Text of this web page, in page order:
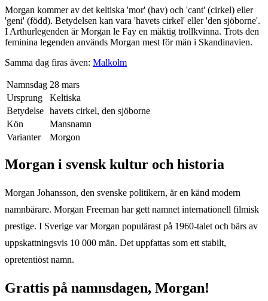
Morgan kommer av det keltiska 'mor' (hav) och 'cant' (cirkel) eller
'geni' (född). Betydelsen kan vara 'havets cirkel' eller 'den sjöborne'.
I Arthurlegenden är Morgan le Fay en mäktig trollkvinna. Trots den
feminina legenden används Morgan mest för män i Skandinavien.
Samma dag firas även: Malkolm
Namnsdag 28 mars
Ursprung
Keltiska
Betydelse havets cirkel, den sjöborne
Kön
Mansnamn
Varianter
Morgon
Morgan i svensk kultur och historia
Morgan Johansson, den svenske politikern, är en känd modern
namnbärare. Morgan Freeman har gett namnet internationell filmisk
prestige. I Sverige var Morgan populärast på 1960-talet och bärs av
uppskattningsvis 10 000 män. Det uppfattas som ett stabilt,
opretentiöst namn.
Grattis på namnsdagen, Morgan!